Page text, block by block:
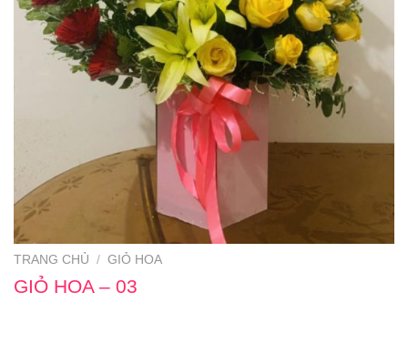
TRANG CHỦ / GIỎ HOA
GIỎ HOA – 03